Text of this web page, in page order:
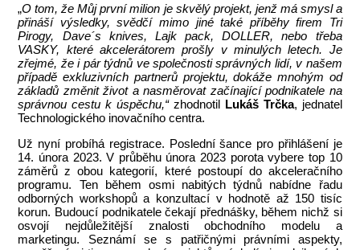
„O tom, že Můj první milion je skvělý projekt, jenž má smysl a
přináší výsledky, svědčí mimo jiné také příběhy firem Tri
Pirogy, Dave´s knives, Lajk pack, DOLLER, nebo třeba
VASKY, které akcelerátorem prošly v minulých letech. Je
zřejmé, že i pár týdnů ve společnosti správných lidí, v našem
případě exkluzivních partnerůprojektu, dokáže mnohým od
základů změnit život a nasměrovat začínající podnikatele na
správnou cestu k úspěchu,“zhodnotil Lukáš Trčka, jednatel
Technologického inovačního centra.
Už nyní probíhá registrace. Poslední šance pro přihlášení je
14. února 2023. V průběhu února 2023 porota vybere top 10
záměrů z obou kategorií, které postoupí do akceleračního
programu. Ten během osmi nabitých týdnů nabídne řadu
odborných workshopů a konzultací v hodnotě až 150 tisíc
korun. Budoucí podnikatele čekají přednášky, během nichž si
osvojí nejdůležitější znalosti obchodního modelu a
marketingu. Seznámí se s patřičnými právními aspekty,